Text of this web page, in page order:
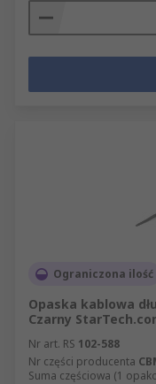
Ograniczona ilość
Opaska kablowa
Czarny
Nr art. RS 102-588
Nr części producenta
Suma częściowa (1